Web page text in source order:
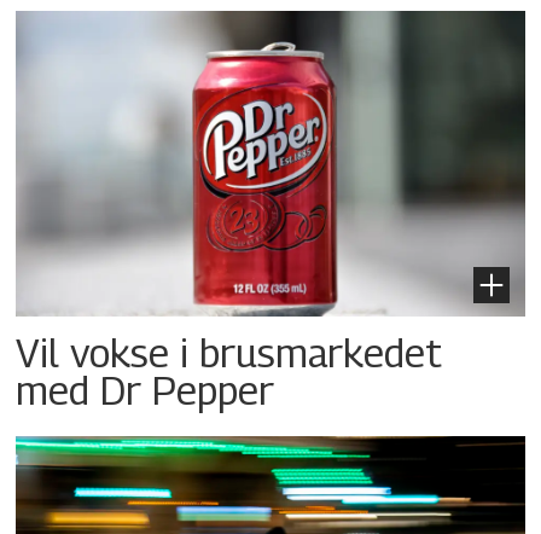
Vil vokse i brusmarkedet
med Dr Pepper